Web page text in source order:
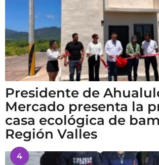
Presidente de
Mercado presenta la
casa ecológica de
Región Valles
4